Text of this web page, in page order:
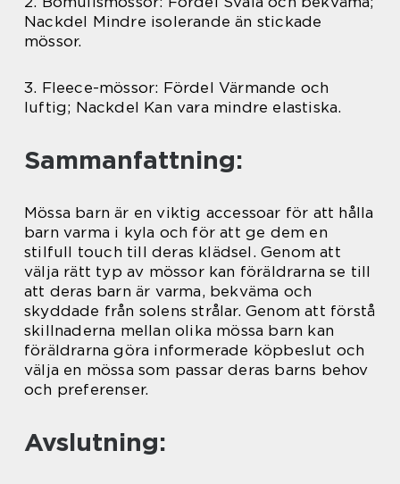
Nackdel Mindre isolerande än stickade
mössor.
3. Fleece-mössor: Fördel Värmande och
luftig; Nackdel Kan vara mindre elastiska.
Sammanfattning:
Mössa barn är en viktig accessoar för att hålla
barn varma i kyla och för att ge dem en
stilfull touch till deras klädsel. Genom att
välja rätt typ av mössor kan föräldrarna se till
att deras barn är varma, bekväma och
skyddade från solens strålar. Genom att förstå
skillnaderna mellan olika mössa barn kan
föräldrarna göra informerade köpbeslut och
välja en mössa som passar deras barns behov
och preferenser.
Avslutning: